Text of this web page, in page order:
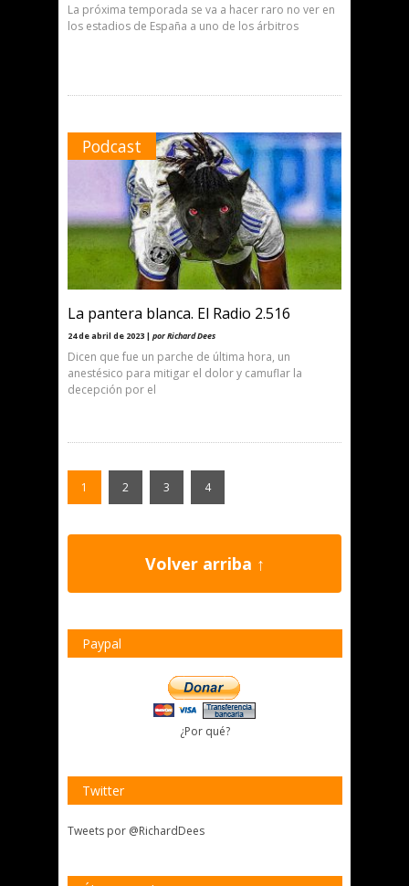
La próxima temporada se va a hacer raro no ver en
los estadios de España a uno de los árbitros
Podcast
La pantera blanca. El Radio 2.516
24 de abril de 2023 | por Richard Dees
Dicen que fue un parche de última hora, un
anestésico para mitigar el dolor y camuflar la
decepción por el
1 2 3 4
Volver arriba ↑
Paypal
¿Por qué?
Twitter
Tweets por @RichardDees